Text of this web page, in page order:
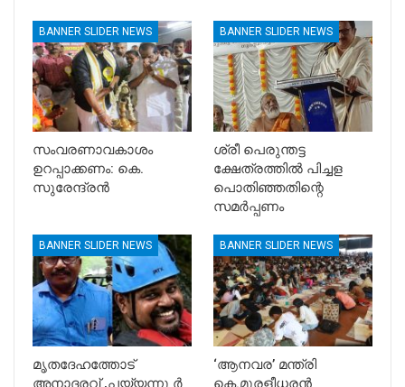
BANNER SLIDER NEWS
സംവരണാവകാശം
ഉറപ്പാക്കണം: കെ.
സുരേന്ദ്രൻ
BANNER SLIDER NEWS
ശ്രീ പെരുന്തട്ട
ക്ഷേത്രത്തിൽ പിച്ചള
പൊതിഞ്ഞതിന്റെ
സമർപ്പണം
BANNER SLIDER NEWS
മൃതദേഹത്തോട്
അനാദരവ് ,പയ്യന്നൂ ർ
BANNER SLIDER NEWS
‘ആനവര’ മന്ത്രി
കെ.മുരളീധരന്‍